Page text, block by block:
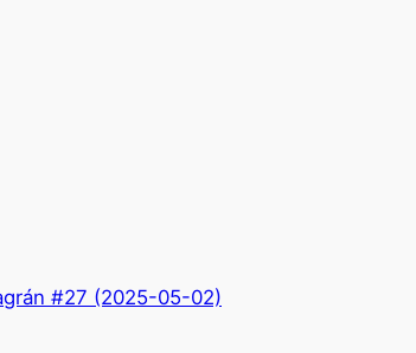
#27 (2025-05-02)